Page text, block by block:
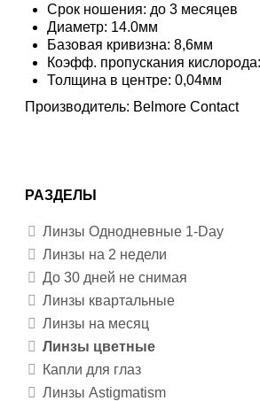
Срок ношения: до 3 месяцев
Диаметр: 14.0мм
Базовая кривизна: 8,6мм
Коэфф. пропускания
Толщина в центре: 0,04мм
Производитель: Belmore Contact
РАЗДЕЛЫ
Линзы Однодневные 1-Day
Линзы на 2 недели
До 30 дней не снимая
Линзы квартальные
Линзы на месяц
Линзы цветные
Капли для глаз
Линзы Astigmatism